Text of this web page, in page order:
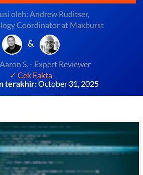
oleh: Andrew Ruditser,
Coordinator at Maxburst
&
S. - Expert Reviewer
✓ Cek Fakta
terakhir:October 31, 2025